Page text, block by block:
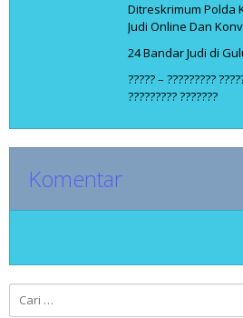
Ditreskrimum Polda
Judi Online Dan
24 Bandar Judi di
????? – ?????????
????????? ???????
Komentar
Cari
untuk: